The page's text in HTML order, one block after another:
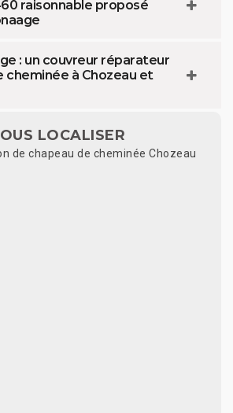
raisonnable proposé
: un couvreur réparateur
cheminée à Chozeau et
LOCALISER
de chapeau de cheminée Chozeau